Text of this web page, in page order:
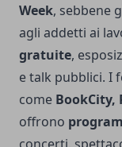
Week, sebbene
agli addetti ai
gratuite,
e talk pubblici. I
come BookCity,
offrono
concerti,